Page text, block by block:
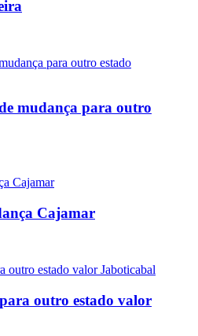
mudança para outro
Cajamar
outro estado valor